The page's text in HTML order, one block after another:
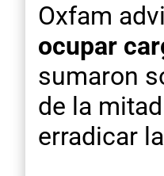
Oxfam
ocupar
sumaron
de la
erradicar